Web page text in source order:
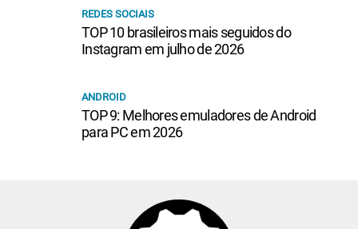
REDES SOCIAIS
TOP 10 brasileiros mais seguidos do
Instagram em julho de 2026
ANDROID
TOP 9: Melhores emuladores de Android
para PC em 2026